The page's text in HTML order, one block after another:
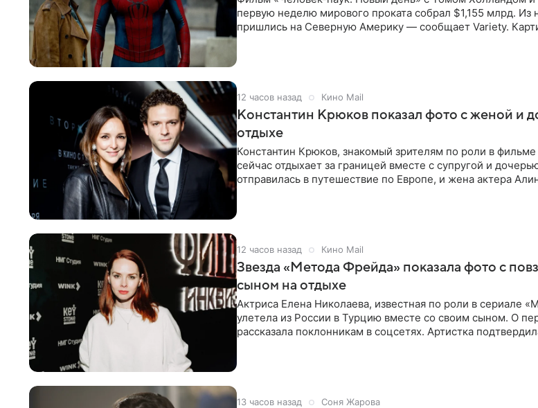
первую неделю мирового проката собрал $1,155 млрд. Из
пришлись на Северную Америку — сообщает Variety.
12 часов назад Кино Mail
Константин Крюков показал фото с женой и
отдыхе
Константин Крюков, знакомый зрителям по роли в фильме
сейчас отдыхает за границей вместе с супругой и
отправилась в путешествие по Европе, и жена актера
12 часов назад Кино Mail
Звезда «Метода Фрейда» показала фото с
сыном на отдыхе
Актриса Елена Николаева, известная по роли в сериале
улетела из России в Турцию вместе со своим сыном. О
рассказала поклонникам в соцсетях. Артистка
13 часов назад Соня Жарова